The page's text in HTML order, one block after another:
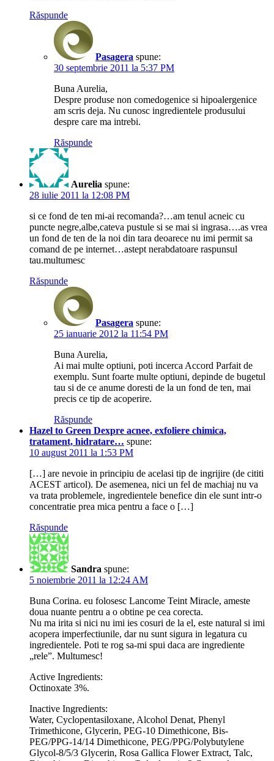
Răspunde
Pasagera spune:
30 septembrie 2011 la 5:37 PM
Buna Aurelia,
Despre produse non comedogenice si hipoalergenice
am scris deja. Nu cunosc ingredientele produsului
despre care ma intrebi.
Răspunde
Aurelia spune:
28 iulie 2011 la 12:08 PM
si ce fond de ten mi-ai recomanda?…am tenul acneic cu
puncte negre,albe,cateva pustule si se mai si ingrasa….as vrea
un fond de ten de la noi din tara deoarece nu imi permit sa
comand de pe internet…astept nerabdatoare raspunsul
tau.multumesc
Răspunde
Pasagera spune:
25 ianuarie 2012 la 11:54 PM
Buna Aurelia,
Ai mai multe optiuni, poti incerca Accord Parfait de
exemplu. Sunt foarte multe optiuni, depinde de bugetul
tau si de ce anume doresti de la un fond de ten, mai
precis ce tip de acoperire.
Răspunde
Hazel to Green Dexpre acnee, exfoliere chimica,
tratament, hidratare… spune:
10 august 2011 la 1:53 PM
[…] are nevoie in principiu de acelasi tip de ingrijire (de cititi
ACEST articol). De asemenea, nici un fel de machiaj nu va
va trata problemele, ingredientele benefice din ele sunt intr-o
concentratie prea mica pentru a face o […]
Răspunde
Sandra spune:
5 noiembrie 2011 la 12:24 AM
Buna Corina. eu folosesc Lancome Teint Miracle, ameste
doua nuante pentru a o obtine pe cea corecta.
Nu ma irita si nici nu imi ies cosuri de la el, este natural si imi
acopera imperfectiunile, dar nu sunt sigura in legatura cu
ingredientele. Poti te rog sa-mi spui daca are ingrediente
„rele”. Multumesc!
Active Ingredients:
Octinoxate 3%.
Inactive Ingredients:
Water, Cyclopentasiloxane, Alcohol Denat, Phenyl
Trimethicone, Glycerin, PEG-10 Dimethicone, Bis-
PEG/PPG-14/14 Dimethicone, PEG/PPG/Polybutylene
Glycol-8/5/3 Glycerin, Rosa Gallica Flower Extract, Talc,